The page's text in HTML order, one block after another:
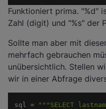
Funktioniert prima. "%d"
Zahl (digit) und "%s" der
Sollte man aber mit
mehrfach gebrauchen
unübersichtlich. Stellen
wir in einer Abfrage
sql =
"""SELECT